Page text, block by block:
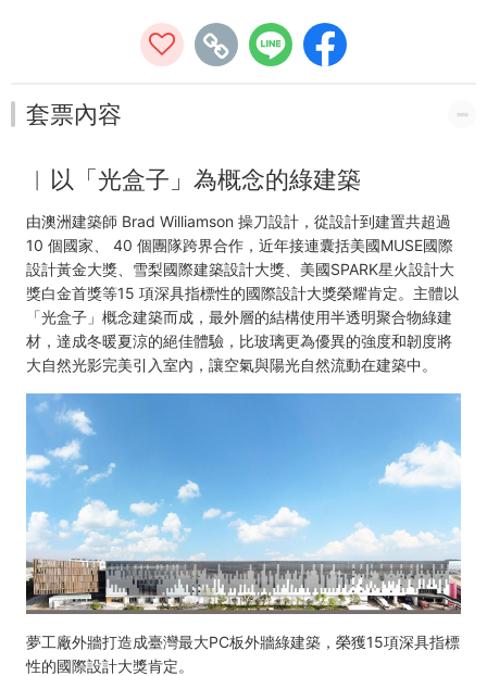
館)
｜
須
出
示
證
件
中
台
灣
好
玩
卡
套票內容
︱ 以「光盒子」為概念的綠建築
由澳洲建築師 Brad Williamson 操刀設計，從設計到建置共超過
10 個國家、 40 個團隊跨界合作，近年接連囊括美國MUSE國際
設計黃金大獎、雪梨國際建築設計大獎、美國SPARK星火設計大
獎白金首獎等15 項深具指標性的國際設計大獎榮耀肯定。主體以
「光盒子」概念建築而成，最外層的結構使用半透明聚合物綠建
材，達成冬暖夏涼的絕佳體驗，比玻璃更為優異的強度和韌度將
大自然光影完美引入室內，讓空氣與陽光自然流動在建築中。
夢工廠外牆打造成臺灣最大PC板外牆綠建築，榮獲15項深具指標
性的國際設計大獎肯定。